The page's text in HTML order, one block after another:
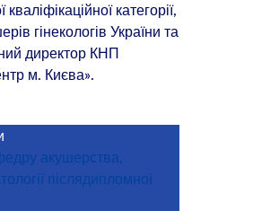
категорії,
гінекологів України та
директор КНП
м. Києва».
акушерства,
післядипломної